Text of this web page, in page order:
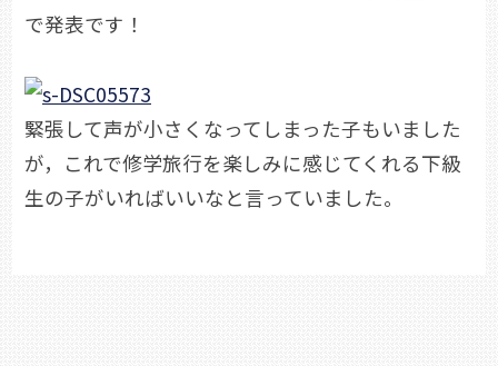
で発表です！
緊張して声が小さくなってしまった子もいました
が，これで修学旅行を楽しみに感じてくれる下級
生の子がいればいいなと言っていました。